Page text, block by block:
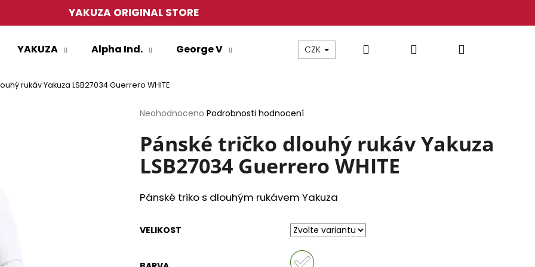
YAKUZA ORIGINAL STORE
YAKUZA Alpha Ind. George V CZK Hledat PřihlášeníNákupní
rukáv Yakuza LSB27034 Guerrero WHITE
Průměrné
produktu
je
0,0
hvězdiček.
Neohodnoceno Podrobnosti hodnocení
Pánské tričko dlouhý rukáv Yakuza
LSB27034 Guerrero WHITE
Pánské triko s dlouhým rukávem Yakuza
VELIKOST
HLEDAT
TRIČKO YAKUZA TSB27013 PÁNSKÉ TRIČKO YAKUZA TSB26009